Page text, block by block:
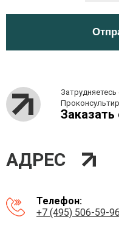
АДРЕС
Телефон:
+7 (495) 506-59-96